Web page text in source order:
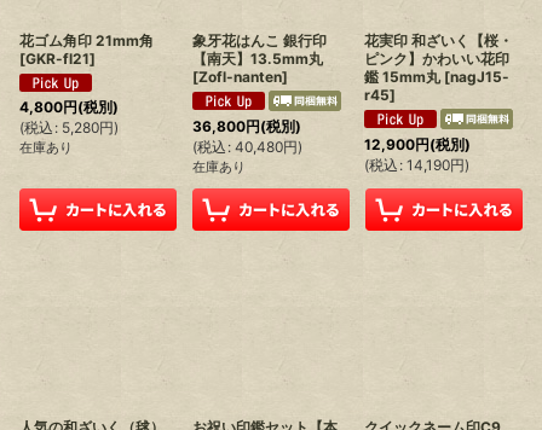
花ゴム角印 21mm角
[GKR-fl21]
4,800円(税別)
(税込 : 5,280円)
在庫あり
象牙花はんこ 銀行印
【南天】13.5mm丸
[Zofl-nanten]
36,800円(税別)
(税込 : 40,480円)
在庫あり
花実印 和ざいく【桜・
ピンク】かわいい花印
鑑 15mm丸 [nagJ15-
r45]
12,900円(税別)
(税込 : 14,190円)